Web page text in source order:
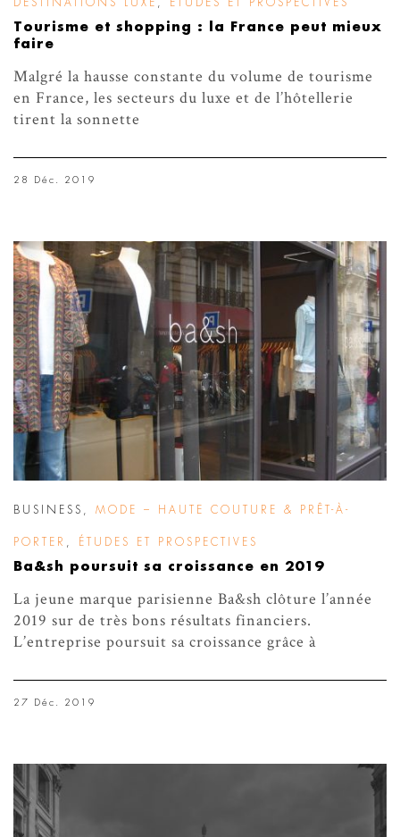
DESTINATIONS LUXE ÉTUDES ET PROSPECTIVES
Tourisme et shopping : la France peut mieux
faire
Malgré la hausse constante du volume de tourisme
en France, les secteurs du luxe et de l’hôtellerie
tirent la sonnette
28 Déc. 2019
BUSINESS MODE – HAUTE COUTURE & PRÊT-À-
PORTER ÉTUDES ET PROSPECTIVES
Ba&sh poursuit sa croissance en 2019
La jeune marque parisienne Ba&sh clôture l’année
2019 sur de très bons résultats financiers.
L’entreprise poursuit sa croissance grâce à
27 Déc. 2019